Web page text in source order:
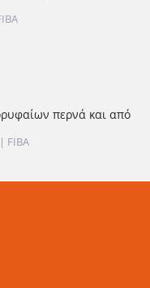
περνά και από
FIBA